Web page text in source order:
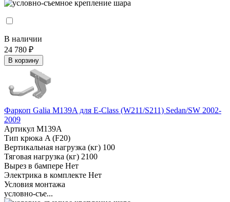
В наличии
24 780 ₽
В корзину
Фаркоп Galia M139A для E-Class (W211/S211) Sedan/SW 2002-
2009
Артикул M139A
Тип крюка A (F20)
Вертикальная нагрузка (кг) 100
Тяговая нагрузка (кг) 2100
Вырез в бампере Нет
Электрика в комплекте Нет
Условия монтажа
условно-съе...